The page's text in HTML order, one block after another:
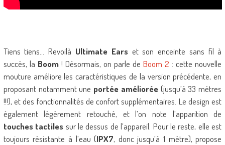
Tiens tiens… Revoilà Ultimate Earset son enceinte sans fil à
succès, la Boom! Désormais, on parle deBoom 2 : cette nouvelle
mouture améliore les caractéristiques de la version précédente, en
proposant notamment une portée améliorée(jusqu’à 33 mètres
!!!), et des fonctionnalités de confort supplémentaires. Le design est
également légèrement retouché, et l’on note l’apparition de
touches tactiles sur le dessus de l’appareil. Pour le reste, elle est
toujours résistante à l’eau (IPX7, donc jusqu’à 1 mètre), propose